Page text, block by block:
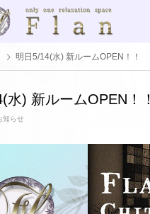
明日5/14(水) 新ルームOPEN！！
水) 新ルームOPEN！！
知らせ